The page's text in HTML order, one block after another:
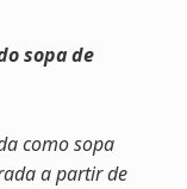
sopa de
como sopa
a partir de